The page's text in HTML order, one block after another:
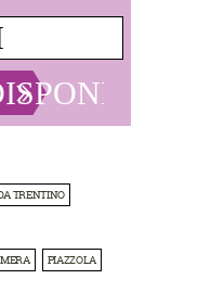
TRENTINO
PIAZZOLA